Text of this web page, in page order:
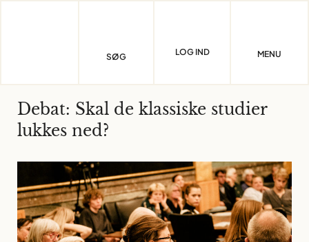
SØG LOG IND MENU
Debat: Skal de klassiske studier
lukkes ned?